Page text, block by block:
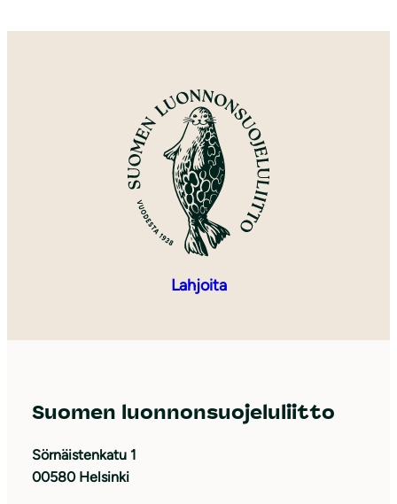
Lahjoita
Suomen luonnonsuojeluliitto
Sörnäistenkatu 1
00580 Helsinki